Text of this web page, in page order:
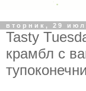
вторник, 29
Tasty
крамбл с